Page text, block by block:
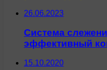
26.06.2023
Система
эффективный
15.10.2020